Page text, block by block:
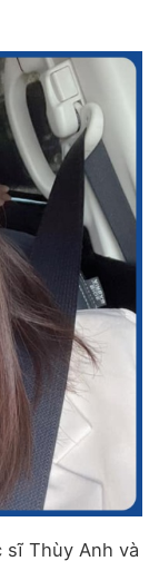
sĩ Thùy Anh và